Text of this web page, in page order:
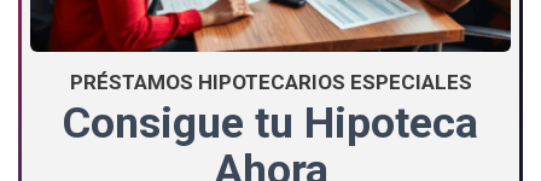
PRÉSTAMOS HIPOTECARIOS ESPECIALES
Consigue tu Hipoteca
Ahora